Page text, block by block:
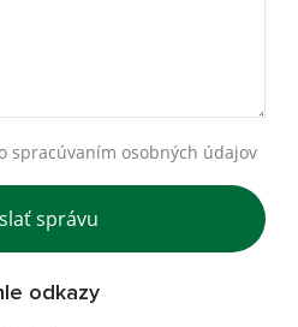
spracúvaním osobných údajov
správu
odkazy